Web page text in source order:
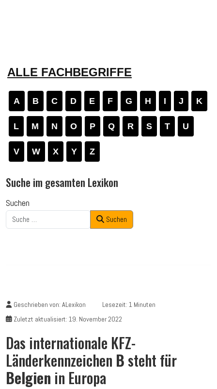
ALLE FACHBEGRIFFE
A B C D E F G H I J K
L M N O P Q R S T U
V W X Y Z
Suche im gesamten Lexikon
Suchen
Suchen
Geschrieben von: ALexikon
Lesezeit: 1 Minuten
Zuletzt aktualisiert: 19. November 2022
Das internationale KFZ-
Länderkennzeichen Bsteht für
Belgien in Europa